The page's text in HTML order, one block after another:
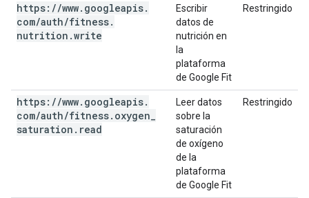
https: //www. googleapis.
com/auth/fitness.
nutrition .write
Escribir
datos de
nutrición en
la
plataforma
de Google Fit
Restringido
https: //www. googleapis.
com/auth/fitness. oxygen
saturation . read
Leer datos
sobre la
saturación
de oxígeno
de la
plataforma
de Google Fit
Restringido